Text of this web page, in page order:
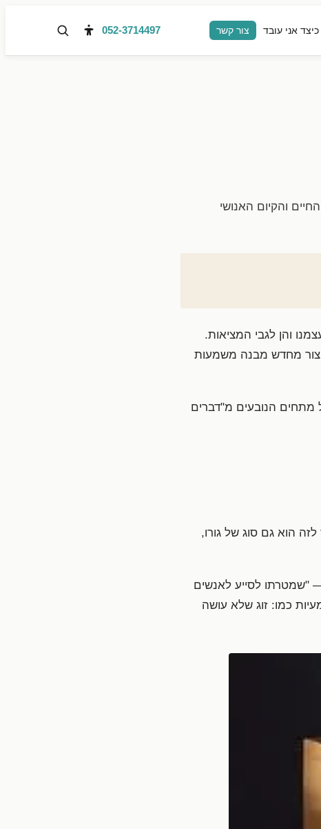
כיצד אני עובד צור קשר 052-3714497
והקיום האנושי
והן לגבי המציאות.
מחדש מבנה משמעות
מתחים הנובעים מ"דברים
לזה הוא גם סוג של גורו,
שלו. מי כותב ספר כמו "12 כללים לחיים" — "שמטרתו לסייע לאנשים
כמו: זוג שלא עושה